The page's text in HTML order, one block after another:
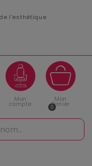
de l'esthétique
0
Mon
Panier
Mon
compte